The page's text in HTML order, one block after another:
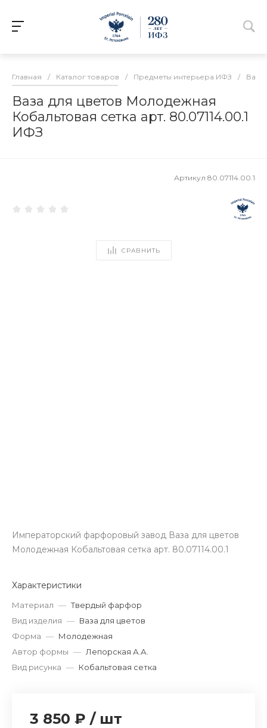
Главная / Каталог товаров / Предметы интерьера ИФЗ /
Ваза для цветов Молодежная
Кобальтовая сетка арт. 80.07114.00.1
ИФЗ
Артикул 80.07114.00.1
СРАВНИТЬ
Императорский фарфоровый завод Ваза для цветов
Молодежная Кобальтовая сетка арт. 80.07114.00.1
Характеристики
Материал — Твердый фарфор
Вид изделия — Ваза для цветов
Форма — Молодежная
Автор формы — Лепорская А.А.
Вид рисунка — Кобальтовая сетка
3 850 ₽ / шт